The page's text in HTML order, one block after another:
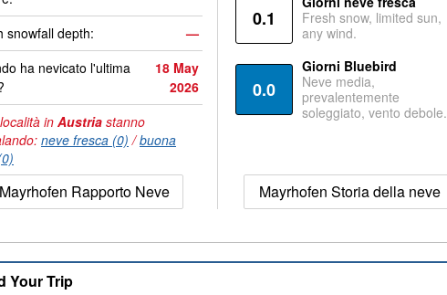
snowfall depth:
—
ha nevicato l'ultima
18 May
2026
in Austria stanno
neve fresca (0) /buona
Mayrhofen Rapporto Neve
0.1
Fresh snow, limited sun,
any wind.
0.0
Giorni Bluebird
Neve media,
prevalentemente
soleggiato, vento debole.
Mayrhofen Storia della neve
Your Trip